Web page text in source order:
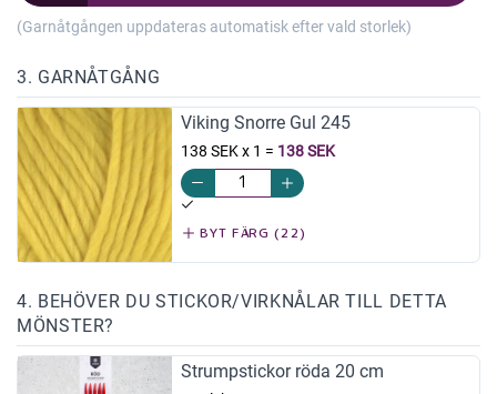
(Garnåtgången uppdateras automatisk efter vald storlek)
3. GARNÅTGÅNG
Viking Snorre Gul 245
138 SEK x 1 = 138 SEK
BYT FÄRG (22)
4. BEHÖVER DU STICKOR/VIRKNÅLAR TILL DETTA
MÖNSTER?
Strumpstickor röda 20 cm